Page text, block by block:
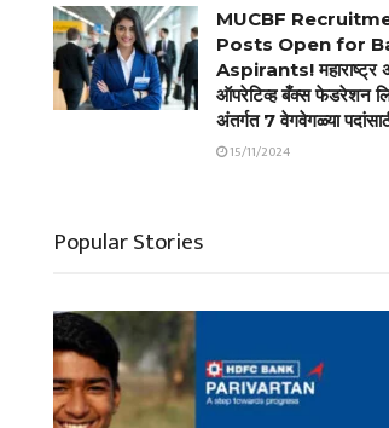
MUCBF
Posts Open for
Aspirants! महाराष्ट्र
ऑपरेटिव्ह बँक्स फेडरेशन
अंतर्गत 7 वेगवेगळ्या
15/11/2024
Popular Stories